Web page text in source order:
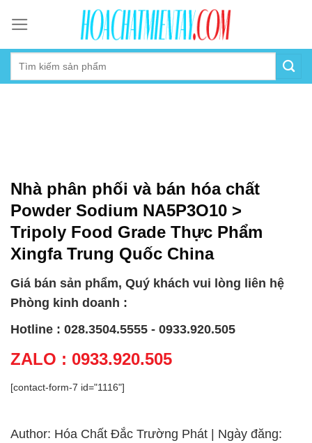
content
Nhà phân phối và bán hóa chất
Powder Sodium NA5P3O10 >
Tripoly Food Grade Thực Phẩm
Xingfa Trung Quốc China
Giá bán sản phẩm, Quý khách vui lòng liên hệ
Phòng kinh doanh :
Hotline : 028.3504.5555 - 0933.920.505
ZALO : 0933.920.505
[contact-form-7 id="1116"]
Author: Hóa Chất Đắc Trường Phát | Ngày đăng: